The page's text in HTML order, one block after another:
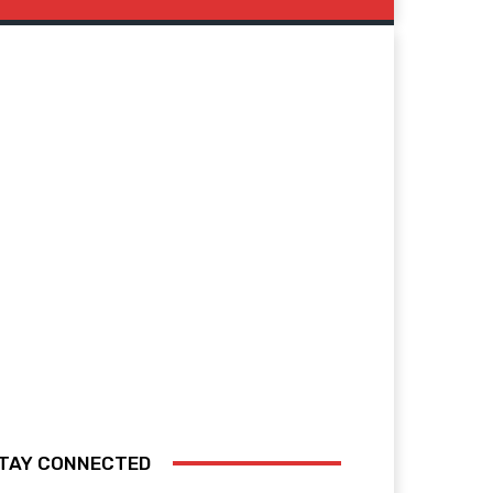
CONNECTED